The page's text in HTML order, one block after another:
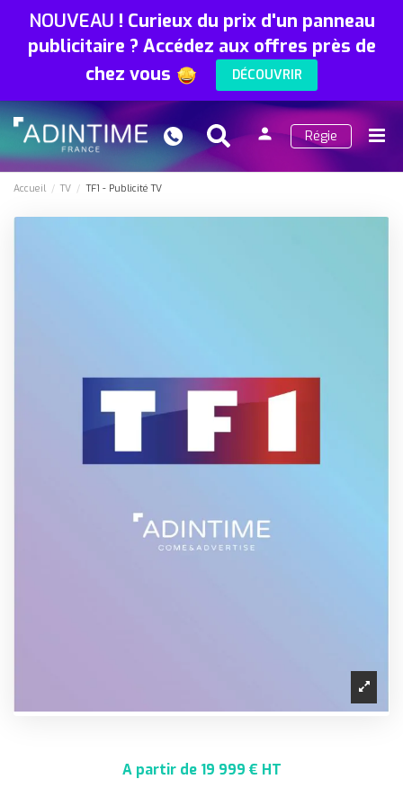
NOUVEAU ! Curieux du prix d'un panneau
publicitaire ? Accédez aux offres près de
chez vous
DÉCOUVRIR
Search
person
Régie
Accueil TV TF1 - Publicité TV
A partir de 19 999 € HT